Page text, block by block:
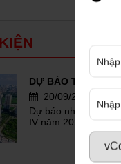
15/03/2020
Lịch sử phát triển
tháng 12 năm
136/NQ-CP[1], tách...
20/09/2023
Dự báo những điểm
IV năm 2023